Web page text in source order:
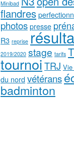
Minibad
flandres
photospresse
R3 reprise
2019/2020 stage tarifs
tournoiTRJ Vie
du nordvétérans
badminton